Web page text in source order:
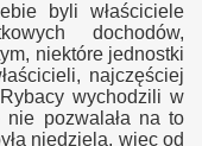
byli właściciele
dochodów,
niektóre jednostki
najczęściej
wychodzili w
nie pozwalała na to
niedziela, więc od